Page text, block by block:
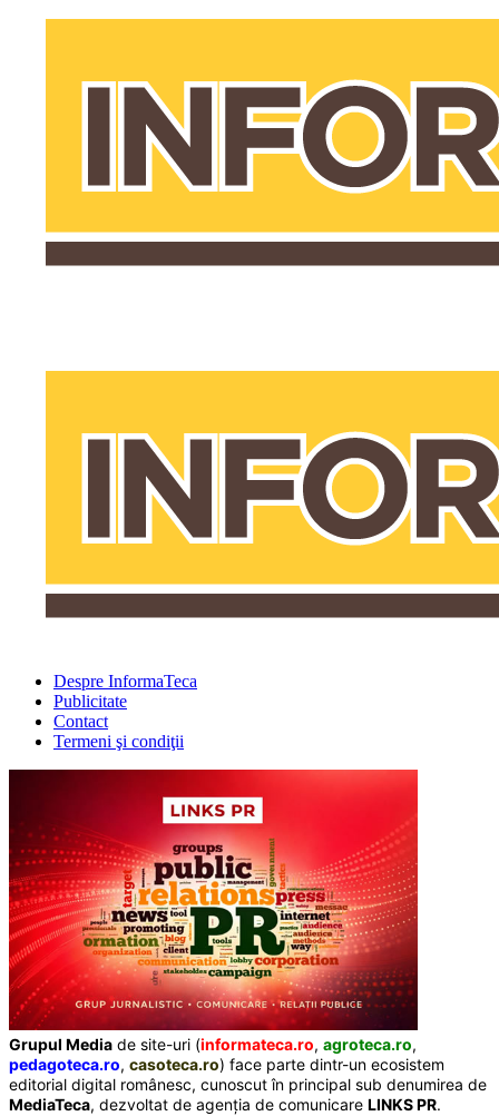
Despre InformaTeca
Publicitate
Contact
Termeni şi condiţii
Grupul Media de site-uri (informateca.ro, agroteca.ro,
pedagoteca.ro, casoteca.ro) face parte dintr-un ecosistem
editorial digital românesc, cunoscut în principal sub denumirea de
MediaTeca, dezvoltat de agenția de comunicare LINKS PR.